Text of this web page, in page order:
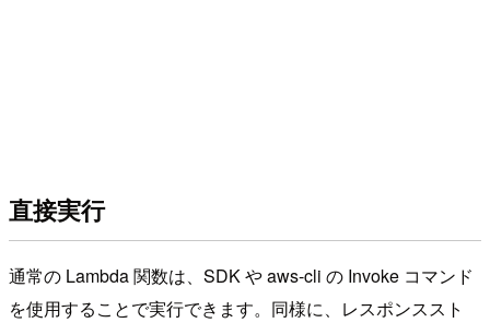
直接実行
通常の Lambda 関数は、SDK や aws-cli の Invoke コマンド
を使用することで実行できます。同様に、レスポンススト